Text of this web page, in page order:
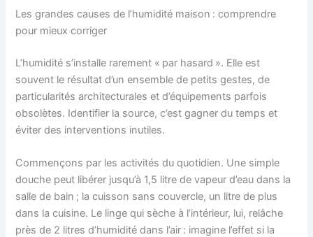
Les grandes causes de l’humidité maison : comprendre
pour mieux corriger
L’humidité s’installe rarement « par hasard ». Elle est
souvent le résultat d’un ensemble de petits gestes, de
particularités architecturales et d’équipements parfois
obsolètes. Identifier la source, c’est gagner du temps et
éviter des interventions inutiles.
Commençons par les activités du quotidien. Une simple
douche peut libérer jusqu’à 1,5 litre de vapeur d’eau dans la
salle de bain ; la cuisson sans couvercle, un litre de plus
dans la cuisine. Le linge qui sèche à l’intérieur, lui, relâche
près de 2 litres d’humidité dans l’air : imagine l’effet si la